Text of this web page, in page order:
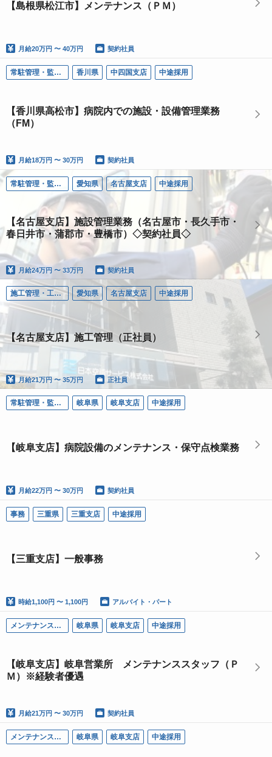
【島根県松江市】メンテナンス（ＰＭ）
月給20万円 〜 40万円 契約社員
常駐管理・監視（ＦＭ） 香川県 中四国支店 中途採用
【香川県高松市】病院内での施設・設備管理業務
（FM）
月給18万円 〜 30万円 契約社員
常駐管理・監視（ＦＭ） 愛知県 名古屋支店 中途採用
【名古屋支店】施設管理業務（名古屋市・長久手市・
春日井市・蒲郡市・豊橋市）◇契約社員◇
月給24万円 〜 33万円 契約社員
施工管理・工事・設計（ＲＡＣ） 愛知県 名古屋支店 中途採用
【名古屋支店】施工管理（正社員）
月給21万円 〜 35万円 正社員
常駐管理・監視（ＦＭ） 岐阜県 岐阜支店 中途採用
【岐阜支店】病院設備のメンテナンス・保守点検業務
月給22万円 〜 30万円 契約社員
事務 三重県 三重支店 中途採用
【三重支店】一般事務
時給1,100円 〜 1,100円 アルバイト・パート
メンテナンス（ＰＭ） 岐阜県 岐阜支店 中途採用
【岐阜支店】岐阜営業所 メンテナンススタッフ（Ｐ
Ｍ）※経験者優遇
月給21万円 〜 30万円 契約社員
メンテナンス（ＰＭ） 岐阜県 岐阜支店 中途採用